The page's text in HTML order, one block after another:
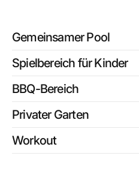
Gemeinsamer Pool
Spielbereich für Kinder
BBQ-Bereich
Privater Garten
Workout